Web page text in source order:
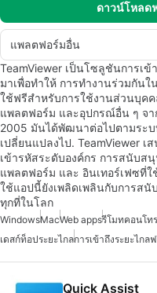
ดาวน์โหลด
แพลตฟอร์มอื่น
TeamViewer เป็นโซลูชันการเ
มาเพื่อทำให้ การทำงานร่วมกัน
ใช้ฟรีสำหรับการใช้งานส่วนบุค
แพลตฟอร์ม และอุปกรณ์อื่น ๆ จา
2005 มันได้พัฒนาต่อไปตามระ
เปลี่ยนแปลงไป. TeamViewer เ
เข้ารหัสระดับองค์กร การสนับส
แพลตฟอร์ม และ อินเทอร์เฟซที่ใ
ใช้แอปนี้ยังเพลิดเพลินกับการส
ทุกที่ในโลก
WindowsMacWeb appsรีโมทคอนโท
เดสก์ท็อประยะไกลการเข้าถึงระยะไกล
Quick Assist